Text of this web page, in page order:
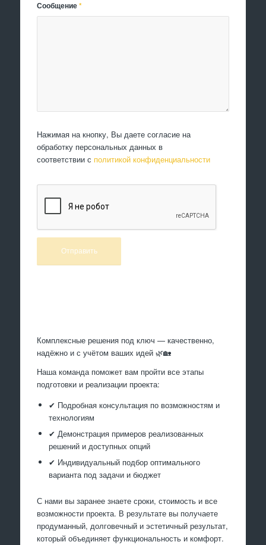
Сообщение*
Нажимая на кнопку, Вы даете согласие на
обработку персональных данных в
соответствии с политикой конфиденциальности
Комплексные решения под ключ — качественно,
надёжно и с учётом ваших идей 🌿🏡
Наша команда поможет вам пройти все этапы
подготовки и реализации проекта:
✔ Подробная консультация по возможностям и
технологиям
✔ Демонстрация примеров реализованных
решений и доступных опций
✔ Индивидуальный подбор оптимального
варианта под задачи и бюджет
С нами вы заранее знаете сроки, стоимость и все
возможности проекта. В результате вы получаете
продуманный, долговечный и эстетичный результат,
который объединяет функциональность и комфорт.